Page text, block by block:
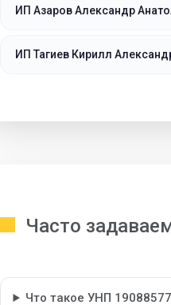
ИП Азаров Александр
ИП Тагиев Кирилл
Часто
Что такое УНП